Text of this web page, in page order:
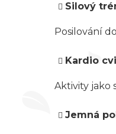
Silový
Posilování
Kardio
Aktivity jako
Jemná